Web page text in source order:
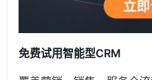
免费试用智能型CRM